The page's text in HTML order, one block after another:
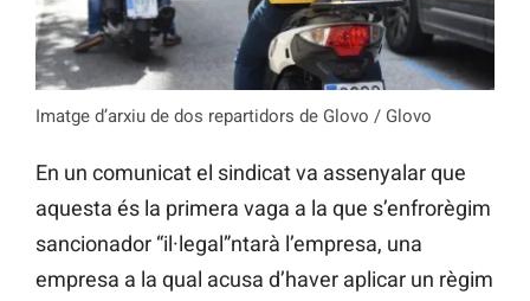
Imatge d’arxiu de dos repartidors de Glovo / Glovo
En un comunicat el sindicat va assenyalar que
aquesta és la primera vaga a la que s’enfrorègim
sancionador “il·legal”ntarà l’empresa, una
empresa a la qual acusa d’haver aplicar un règim